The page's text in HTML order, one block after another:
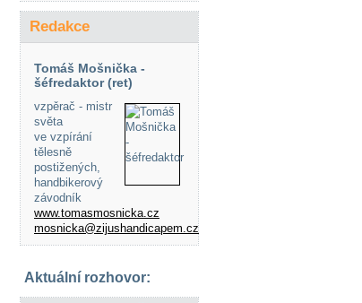
Redakce
Tomáš Mošnička -
šéfredaktor (ret)
vzpěrač - mistr
světa
ve vzpírání
tělesně
postižených,
handbikerový
závodník
www.tomasmosnicka.cz
mosnicka@zijushandicapem.cz
Aktuální rozhovor: